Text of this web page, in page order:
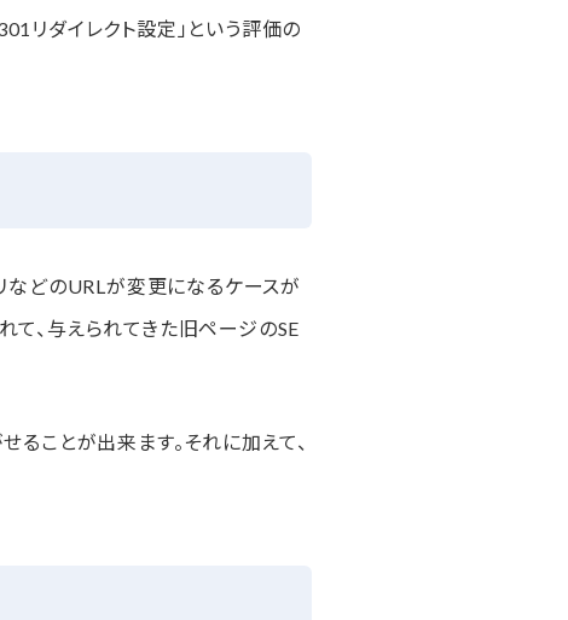
リダイレクト設定」という評価の
などのURLが変更になるケースが
て、与えられてきた旧ページのSE
ことが出来ます。それに加えて、